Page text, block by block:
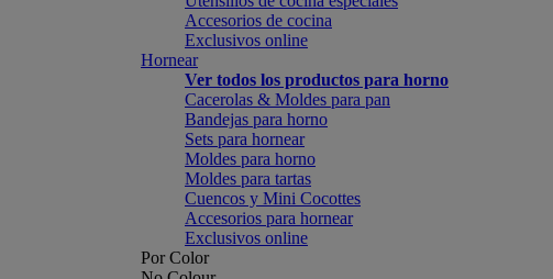
Accesorios de cocina
Exclusivos online
Hornear
Ver todos los productos para horno
Cacerolas & Moldes para pan
Bandejas para horno
Sets para hornear
Moldes para horno
Moldes para tartas
Cuencos y Mini Cocottes
Accesorios para hornear
Exclusivos online
Por Color